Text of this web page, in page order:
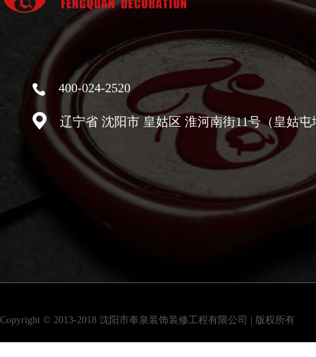
400-024-2520
辽宁省 沈阳市 皇姑区 淮河南街11号（皇姑
Copyright © 2013-2018 沈阳市奉泉装饰装修工程有限公司 | 版权所有